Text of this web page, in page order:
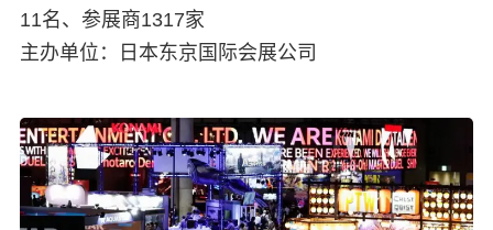
11名、参展商1317家
主办单位：日本东京国际会展公司